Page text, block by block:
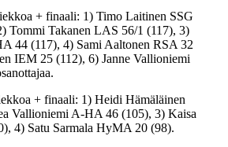
+ finaali: 1) Timo Laitinen SSG
Tommi Takanen LAS 56/1 (117), 3)
44 (117), 4) Sami Aaltonen RSA 32
IEM 25 (112), 6) Janne Vallioniemi
+ finaali: 1) Heidi Hämäläinen
Vallioniemi A-HA 46 (105), 3) Kaisa
4) Satu Sarmala HyMA 20 (98).